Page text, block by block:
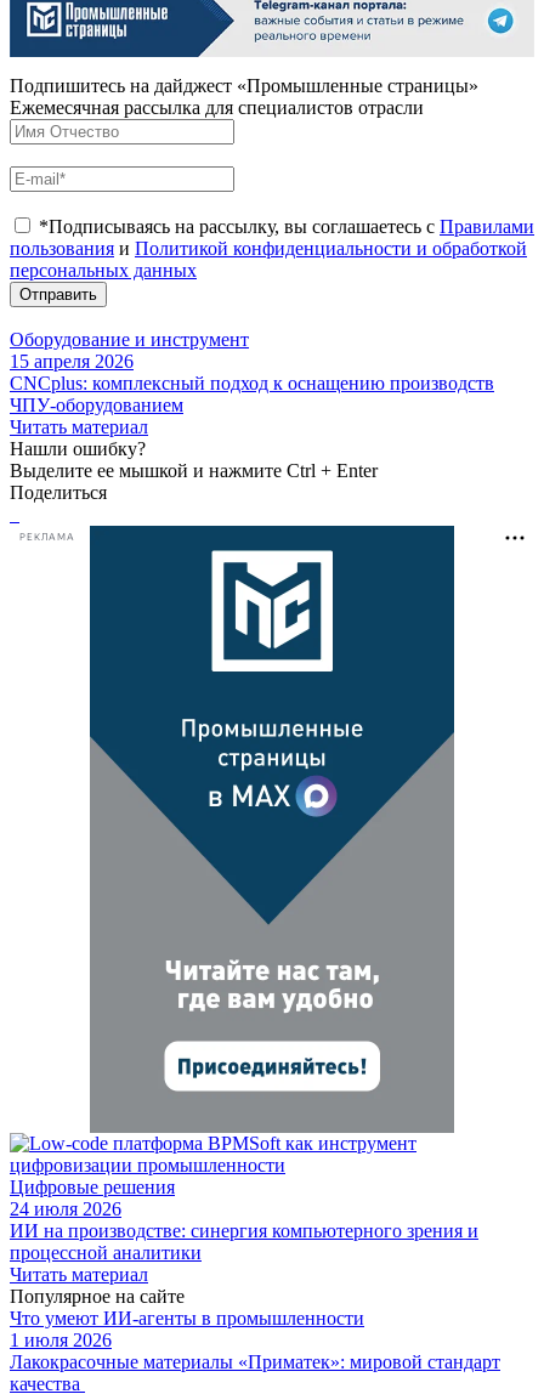
Подпишитесь на дайджест «Промышленные страницы»
Ежемесячная рассылка для специалистов отрасли
*Подписываясь на рассылку, вы соглашаетесь с Правилами
пользования и Политикой конфиденциальности и обработкой
персональных данных
Отправить
Оборудование и инструмент
15 апреля 2026
CNCplus: комплексный подход к оснащению производств
ЧПУ-оборудованием
Читать материал
Нашли ошибку?
Выделите ее мышкой и нажмите Ctrl + Enter
Поделиться
РЕКЛАМА
Цифровые решения
24 июля 2026
ИИ на производстве: синергия компьютерного зрения и
процессной аналитики
Читать материал
Популярное на сайте
Что умеют ИИ-агенты в промышленности
1 июля 2026
Лакокрасочные материалы «Приматек»: мировой стандарт
качества